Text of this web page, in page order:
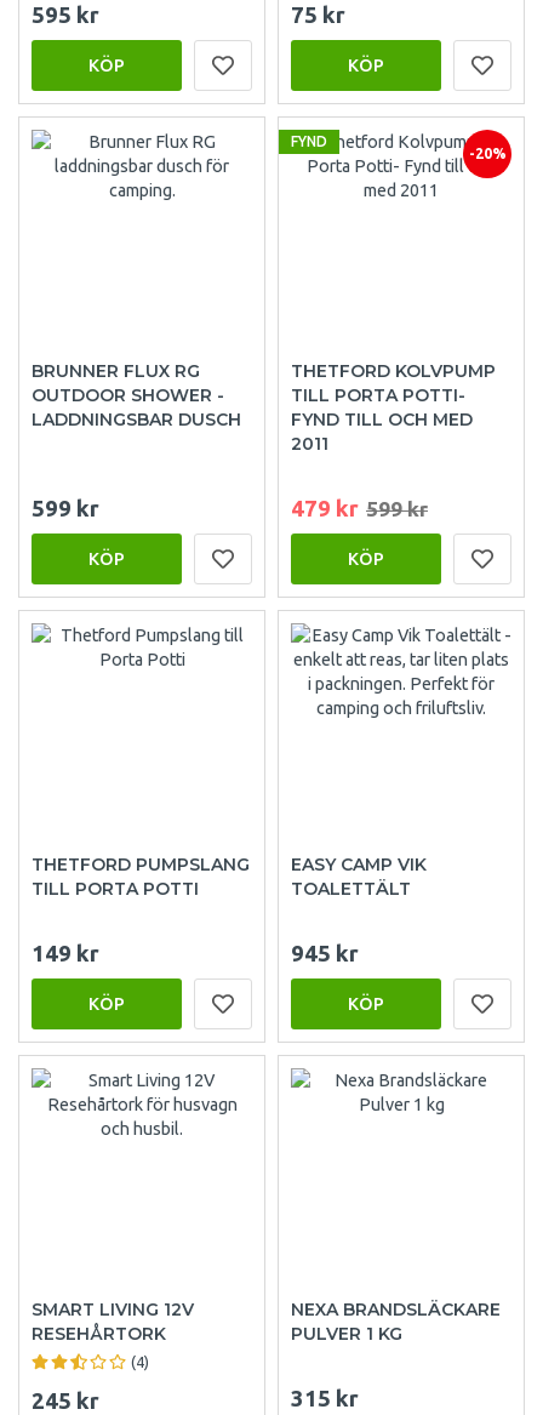
595 kr
KÖP
75 kr
KÖP
BRUNNER FLUX RG
OUTDOOR SHOWER -
LADDNINGSBAR DUSCH
599 kr
KÖP
FYND
-20%
THETFORD KOLVPUMP
TILL PORTA POTTI-
FYND TILL OCH MED
2011
479 kr 599 kr
KÖP
THETFORD PUMPSLANG
TILL PORTA POTTI
149 kr
KÖP
EASY CAMP VIK
TOALETTÄLT
945 kr
KÖP
SMART LIVING 12V
RESEHÅRTORK
(4)
245 kr
NEXA BRANDSLÄCKARE
PULVER 1 KG
315 kr